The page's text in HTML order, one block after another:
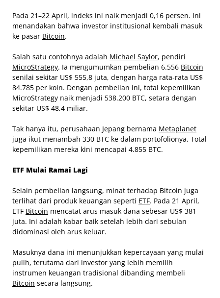
Pada 21–22 April, indeks ini naik menjadi 0,16 persen. Ini
menandakan bahwa investor institusional kembali masuk
ke pasar Bitcoin.
Salah satu contohnya adalah Michael Saylor, pendiri
MicroStrategy. Ia mengumumkan pembelian 6.556 Bitcoin
senilai sekitar US$ 555,8 juta, dengan harga rata-rata US$
84.785 per koin. Dengan pembelian ini, total kepemilikan
MicroStrategy naik menjadi 538.200 BTC, setara dengan
sekitar US$ 48,4 miliar.
Tak hanya itu, perusahaan Jepang bernama Metaplanet
juga ikut menambah 330 BTC ke dalam portofolionya. Total
kepemilikan mereka kini mencapai 4.855 BTC.
ETF Mulai Ramai Lagi
Selain pembelian langsung, minat terhadap Bitcoin juga
terlihat dari produk keuangan seperti ETF. Pada 21 April,
ETF Bitcoin mencatat arus masuk dana sebesar US$ 381
juta. Ini adalah kabar baik setelah lebih dari sebulan
didominasi oleh arus keluar.
Masuknya dana ini menunjukkan kepercayaan yang mulai
pulih, terutama dari investor yang lebih memilih
instrumen keuangan tradisional dibanding membeli
Bitcoin secara langsung.